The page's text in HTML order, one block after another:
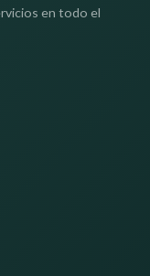
en todo el